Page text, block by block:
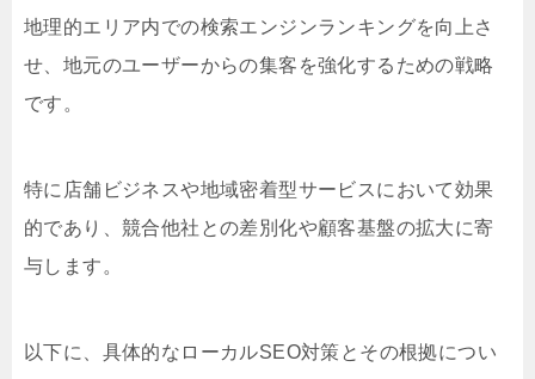
地理的エリア内での検索エンジンランキングを向上さ
せ、地元のユーザーからの集客を強化するための戦略
です。
特に店舗ビジネスや地域密着型サービスにおいて効果
的であり、競合他社との差別化や顧客基盤の拡大に寄
与します。
以下に、具体的なローカルSEO対策とその根拠につい